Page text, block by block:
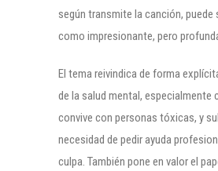
según transmite la canción,
como impresionante, pero
El tema reivindica de forma
de la salud mental, especialmente
convive con personas tóxicas, y
necesidad de pedir ayuda
culpa. También pone en valor el